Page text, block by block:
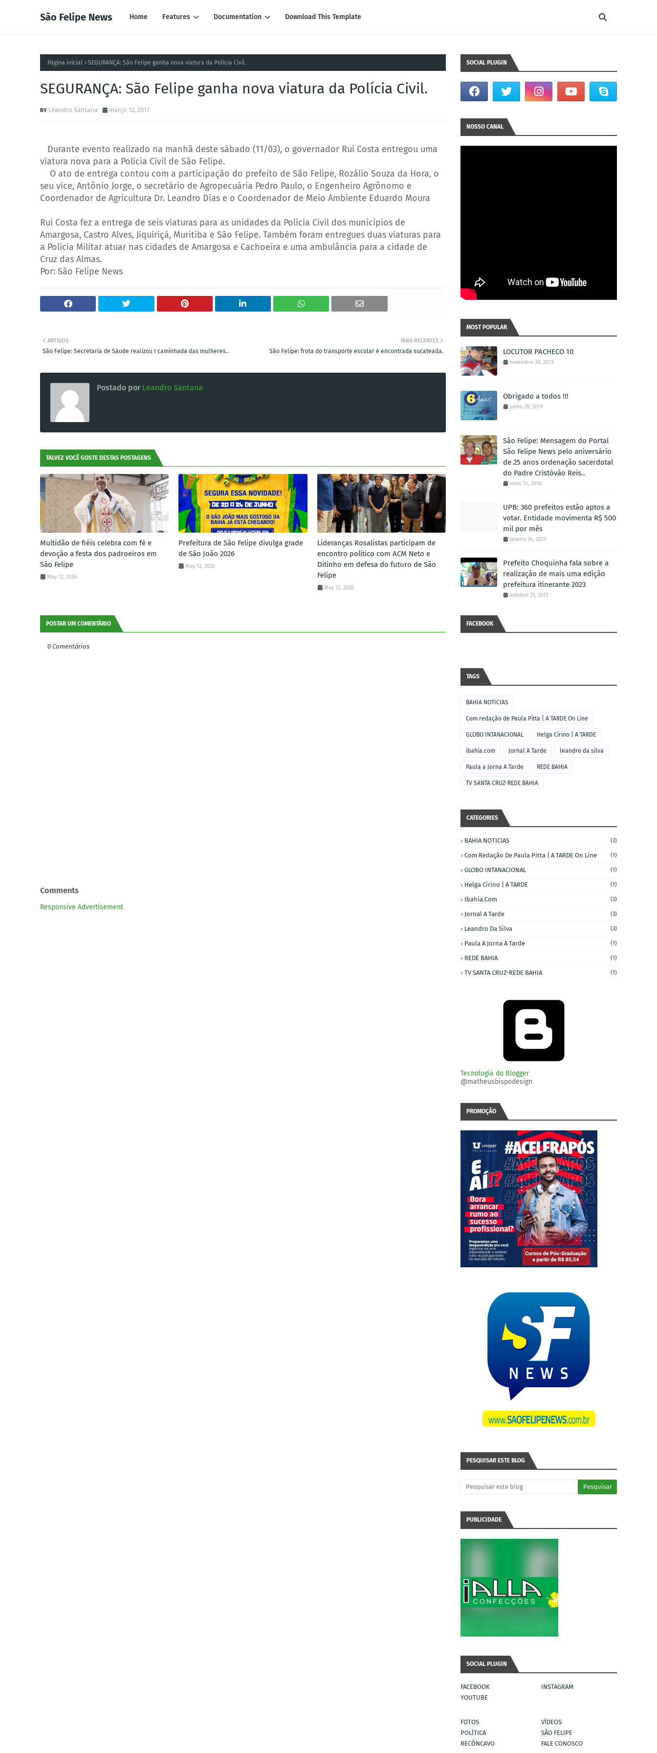
São Felipe News Home Features Documentation Download This Template
Página inicial SEGURANÇA: São Felipe ganha nova viatura da Polícia Civil.
SEGURANÇA: São Felipe ganha nova viatura da Polícia Civil.
Leandro Santana março 12, 2017
Durante evento realizado na manhã deste sábado (11/03), o governador Rui Costa entregou uma
viatura nova para a Polícia Civil de São Felipe.
O ato de entrega contou com a participação do prefeito de São Felipe, Rozálio Souza da Hora, o
seu vice, Antônio Jorge, o secretário de Agropecuária Pedro Paulo, o Engenheiro Agrônomo e
Coordenador de Agricultura Dr. Leandro Dias e o Coordenador de Meio Ambiente Eduardo Moura
Rui Costa fez a entrega de seis viaturas para as unidades da Polícia Civil dos municípios de
Amargosa, Castro Alves, Jiquiriçá, Muritiba e São Felipe. Também foram entregues duas viaturas para
a Polícia Militar atuar nas cidades de Amargosa e Cachoeira e uma ambulância para a cidade de
Cruz das Almas.
Por: São Felipe News
MAIS RECENTES
São Felipe: frota do transporte escolar é encontrada sucateada.
ANTIGOS
São Felipe: Secretaria de Sáude realizou I caminhada das mulheres..
Postado por Leandro Santana
TALVEZ VOCÊ GOSTE DESTAS POSTAGENS
Multidão de fiéis celebra com fé e
devoção a festa dos padroeiros em
São Felipe
May 12, 2026
Prefeitura de São Felipe divulga grade
de São João 2026
May 12, 2026
Lideranças Rosalistas participam de
encontro político com ACM Neto e
Ditinho em defesa do futuro de São
Felipe
May 12, 2026
POSTAR UM COMENTÁRIO
0 Comentários
Comments
Responsive Advertisement
SOCIAL PLUGIN
NOSSO CANAL
MOST POPULAR
LOCUTOR PACHECO 10
novembro 30, 2013
Obrigado a todos !!!
junho 28, 2019
São Felipe: Mensagem do Portal
São Felipe News pelo aniversário
de 25 anos ordenação sacerdotal
do Padre Cristóvão Reis..
maio 15, 2016
UPB: 360 prefeitos estão aptos a
votar. Entidade movimenta R$ 500
mil por mês
janeiro 24, 2017
Prefeito Choquinha fala sobre a
realização de mais uma edição
prefeitura itinerante 2023
outubro 23, 2023
FACEBOOK
TAGS
BAHIA NOTICIAS
Com redação de Paula Pitta | A TARDE On Line
GLOBO INTANACIONAL Helga Cirino | A TARDE
ibahia.com Jornal A Tarde leandro da silva
Paula a Jorna A Tarde REDE BAHIA
TV SANTA CRUZ-REDE BAHIA
CATEGORIES
BAHIA NOTICIAS (2)
Com Redação De Paula Pitta | A TARDE On Line (1)
GLOBO INTANACIONAL (1)
Helga Cirino | A TARDE (1)
Ibahia.com (2)
Jornal A Tarde (3)
Leandro Da Silva (3)
Paula A Jorna A Tarde (1)
REDE BAHIA (1)
TV SANTA CRUZ-REDE BAHIA (1)
Tecnologia do Blogger
@matheusbispodesign
PROMOÇÃO
PESQUISAR ESTE BLOG
PUBLICIDADE
SOCIAL PLUGIN
FACEBOOK
INSTAGRAM
YOUTUBE
FOTOS
VÍDEOS
POLÍTICA
SÃO FELIPE
RECÔNCAVO
FALE CONOSCO